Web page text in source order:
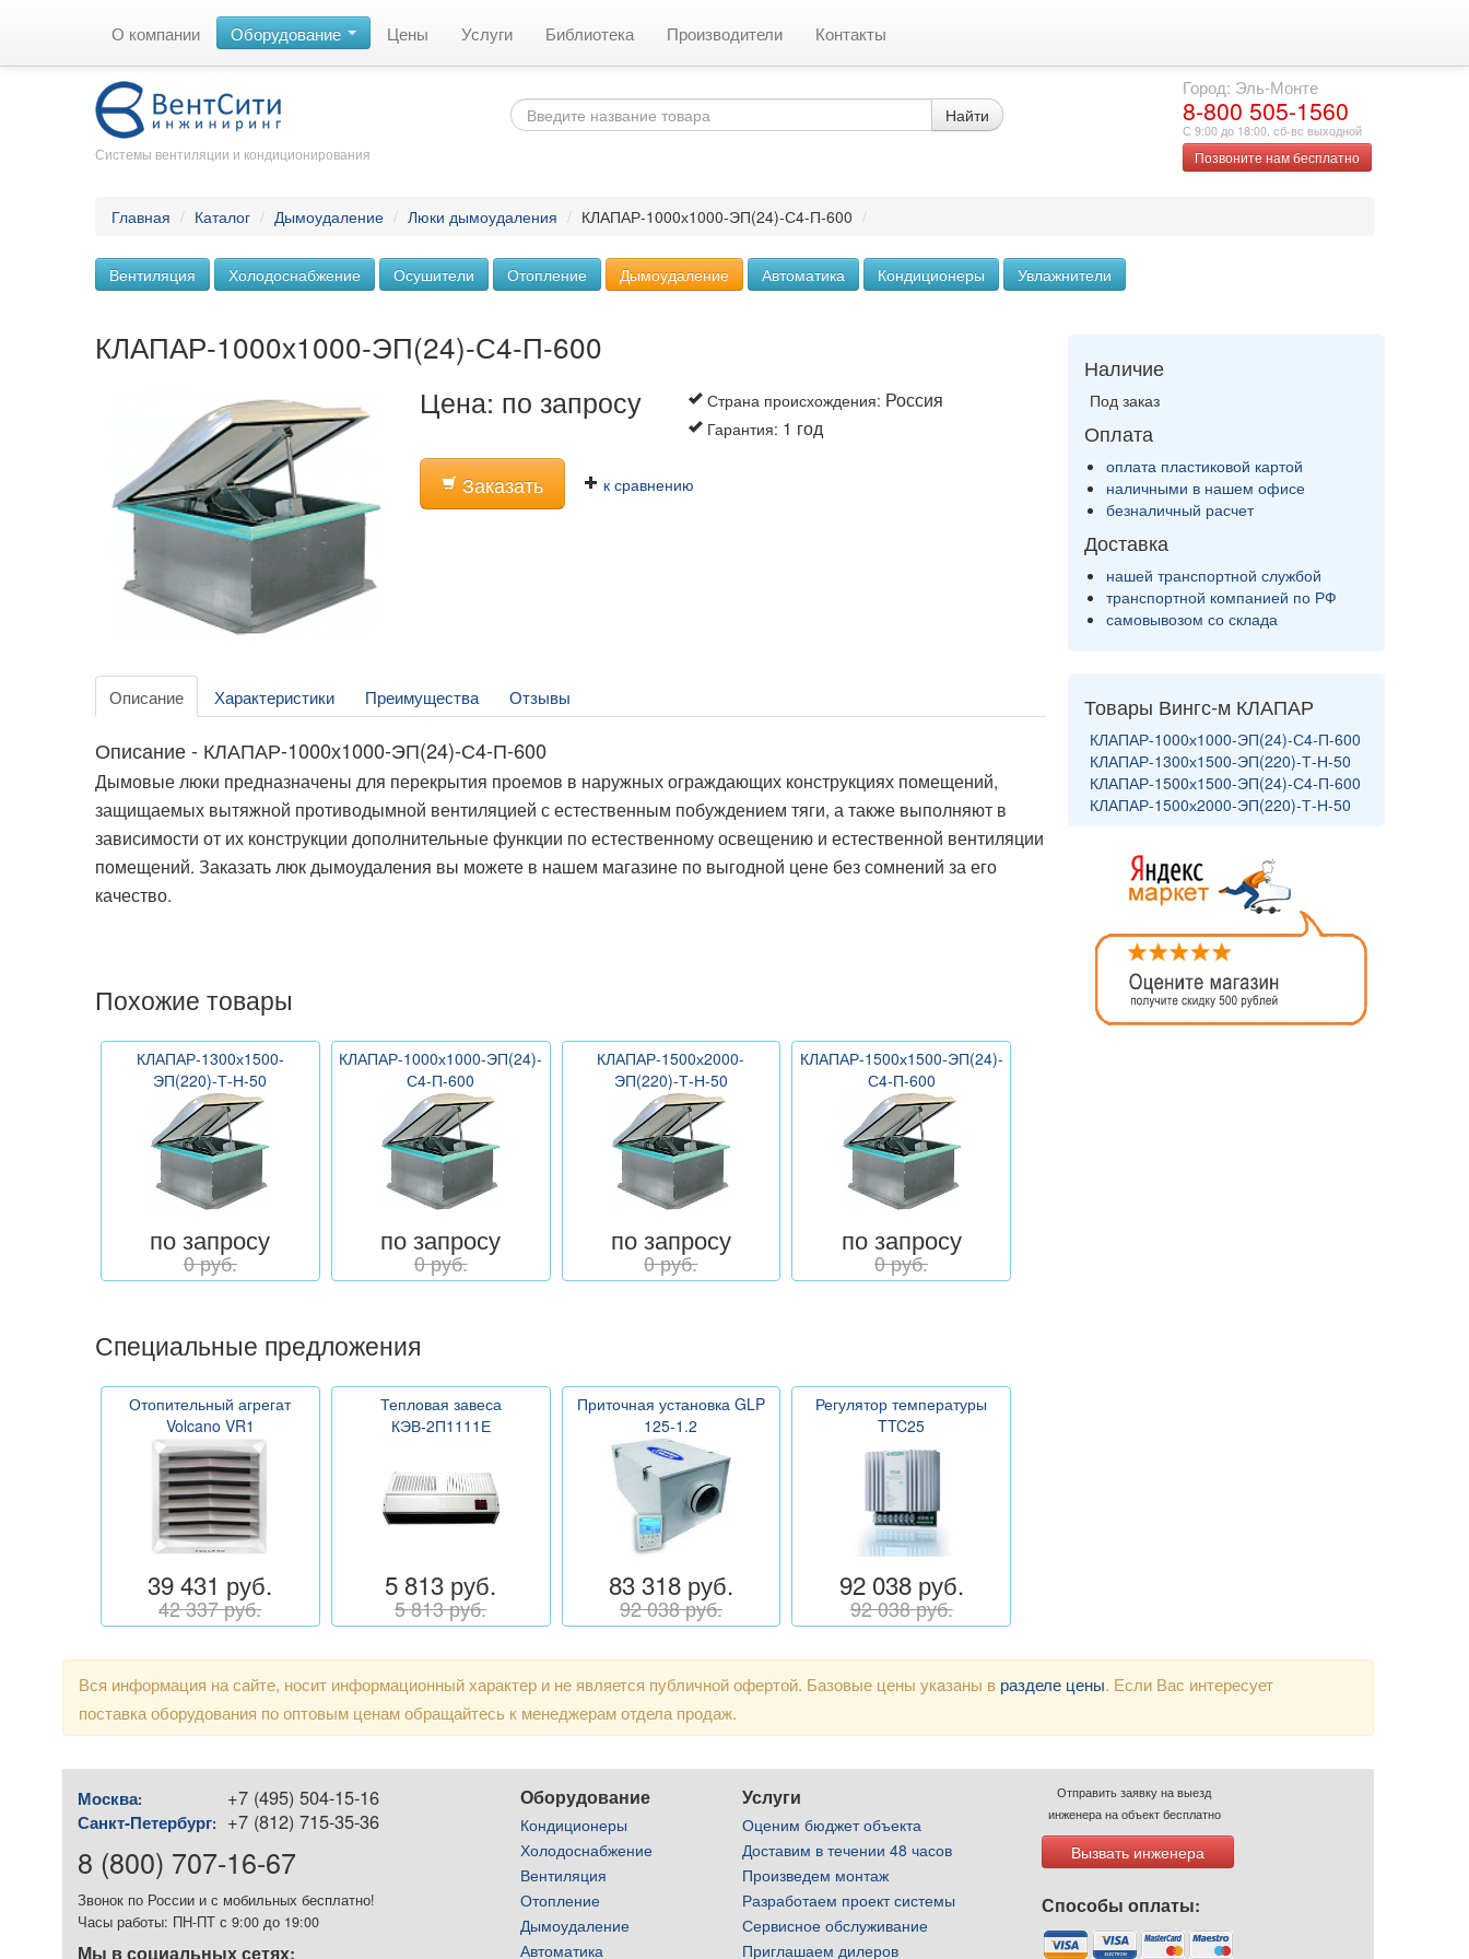
О компании Оборудование Цены Услуги Библиотека Производители Контакты
Системы вентиляции и кондиционирования
Найти
Город: Эль-Монте
8-800 505-1560
С 9:00 до 18:00, сб-вс выходной
Позвоните нам бесплатно
Главная / Каталог / Дымоудаление / Люки дымоудаления / КЛАПАР-1000х1000-ЭП(24)-С4-П-600 /
Вентиляция Холодоснабжение Осушители Отопление Дымоудаление Автоматика Кондиционеры Увлажнители
КЛАПАР-1000х1000-ЭП(24)-С4-П-600
Цена: по запросу Страна происхождения: Россия
Гарантия: 1 год
Заказать к сравнению
Описание Характеристики Преимущества Отзывы
Описание - КЛАПАР-1000х1000-ЭП(24)-С4-П-600
Дымовые люки предназначены для перекрытия проемов в наружных ограждающих конструкциях помещений,
защищаемых вытяжной противодымной вентиляцией с естественным побуждением тяги, а также выполняют в
зависимости от их конструкции дополнительные функции по естественному освещению и естественной вентиляции
помещений. Заказать люк дымоудаления вы можете в нашем магазине по выгодной цене без сомнений за его
качество.
Похожие товары
КЛАПАР-1300х1500-
ЭП(220)-Т-Н-50
по запросу
0 руб.
КЛАПАР-1000х1000-ЭП(24)-
С4-П-600
по запросу
0 руб.
КЛАПАР-1500х2000-
ЭП(220)-Т-Н-50
по запросу
0 руб.
КЛАПАР-1500х1500-ЭП(24)-
С4-П-600
по запросу
0 руб.
Специальные предложения
Отопительный агрегат
Volcano VR1
39 431 руб.
42 337 руб.
Тепловая завеса
КЭВ-2П1111Е
5 813 руб.
5 813 руб.
Приточная установка GLP
125-1.2
83 318 руб.
92 038 руб.
Регулятор температуры
TTC25
92 038 руб.
92 038 руб.
Наличие
Под заказ
Оплата
оплата пластиковой картой
наличными в нашем офисе
безналичный расчет
Доставка
нашей транспортной службой
транспортной компанией по РФ
самовывозом со склада
Товары Вингс-м КЛАПАР
КЛАПАР-1000х1000-ЭП(24)-С4-П-600
КЛАПАР-1300х1500-ЭП(220)-Т-Н-50
КЛАПАР-1500х1500-ЭП(24)-С4-П-600
КЛАПАР-1500х2000-ЭП(220)-Т-Н-50
Вся информация на сайте, носит информационный характер и не является публичной офертой. Базовые цены указаны в разделе цены. Если Вас интересует
поставка оборудования по оптовым ценам обращайтесь к менеджерам отдела продаж.
Москва: +7 (495) 504-15-16
Санкт-Петербург: +7 (812) 715-35-36
8 (800) 707-16-67
Звонок по России и с мобильных бесплатно!
Часы работы: ПН-ПТ с 9:00 до 19:00
Мы в социальных сетях:
Оборудование
Кондиционеры
Холодоснабжение
Вентиляция
Отопление
Дымоудаление
Автоматика
Услуги
Оценим бюджет объекта
Доставим в течении 48 часов
Произведем монтаж
Разработаем проект системы
Сервисное обслуживание
Приглашаем дилеров
Отправить заявку на выезд
инженера на объект бесплатно
Вызвать инженера
Способы оплаты: